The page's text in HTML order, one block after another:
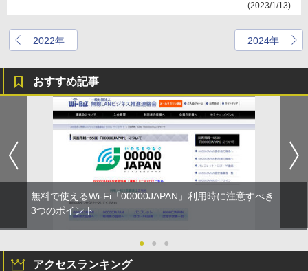
(2023/1/13)
2022年 2024年
おすすめ記事
無料で使えるWi-Fi「00000JAPAN」利用時に注意すべき
3つのポイント
● ● ●
アクセスランキング